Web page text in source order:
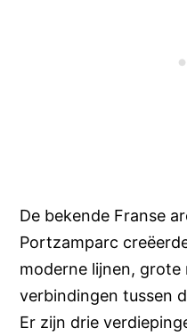
De bekende Franse
Portzamparc
moderne lijnen, grote
verbindingen tussen
Er zijn drie